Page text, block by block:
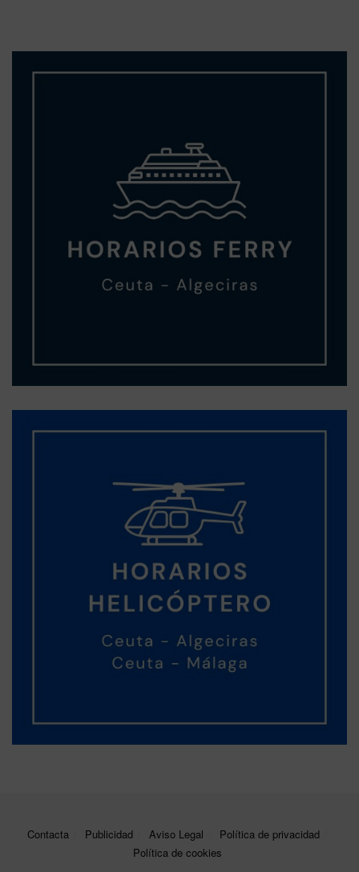
Contacta Publicidad Aviso Legal
Política de privacidad
Política de cookies